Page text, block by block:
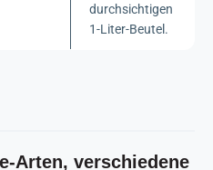
durchsichtigen
1-Liter-Beutel.
Arten, verschiedene